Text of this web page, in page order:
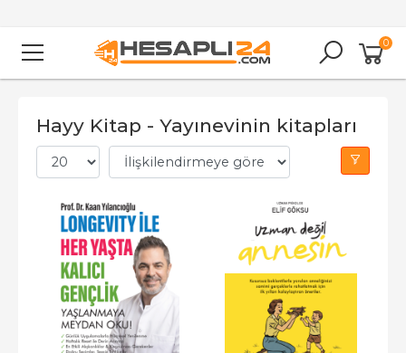
0
Hayy Kitap - Yayınevinin kitapları